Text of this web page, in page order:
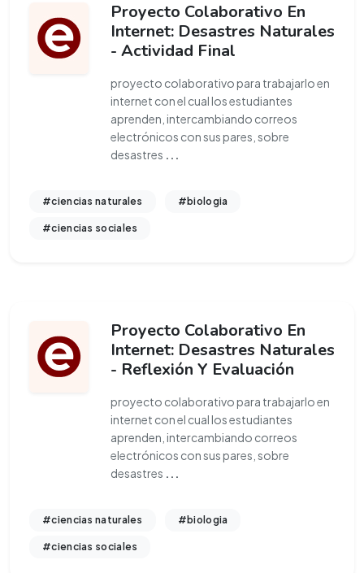
Proyecto Colaborativo En
Internet: Desastres Naturales
- Actividad Final
proyecto colaborativo para trabajarlo en
internet con el cual los estudiantes
aprenden, intercambiando correos
electrónicos con sus pares, sobre
desastres ...
#ciencias naturales #biologia
#ciencias sociales
Proyecto Colaborativo En
Internet: Desastres Naturales
- Reflexión Y Evaluación
proyecto colaborativo para trabajarlo en
internet con el cual los estudiantes
aprenden, intercambiando correos
electrónicos con sus pares, sobre
desastres ...
#ciencias naturales #biologia
#ciencias sociales